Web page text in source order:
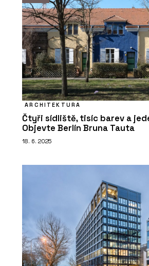
ARCHITEKTURA
Čtyři sídliště, tisíc barev a
Objevte Berlín Bruna Tauta
18. 6. 2025